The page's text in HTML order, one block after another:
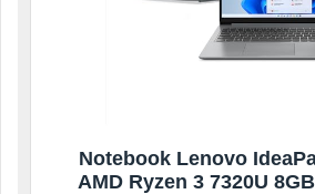
Notebook Lenovo
AMD Ryzen 3 7320U